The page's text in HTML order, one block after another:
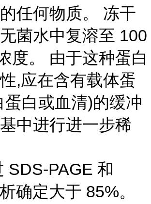
任何物质。 冻干
菌水中复溶至 100
度。 由于这种蛋白
,应在含有载体蛋
蛋白或血清)的缓冲
中进行进一步稀
SDS-PAGE 和
确定大于 85%。